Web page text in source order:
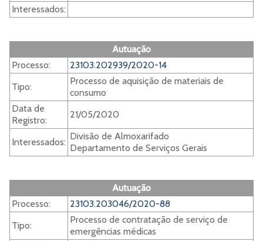
Interessados:
Autuação
Processo:
23103.202939/2020-14
Tipo:
Processo de aquisição de materiais de
consumo
Data de
Registro:
21/05/2020
Interessados:
Divisão de Almoxarifado
Departamento de Serviços Gerais
Autuação
Processo:
23103.203046/2020-88
Tipo:
Processo de contratação de serviço de
emergências médicas